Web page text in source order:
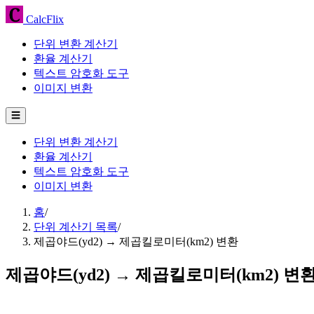
CalcFlix
단위 변환 계산기
환율 계산기
텍스트 암호화 도구
이미지 변환
☰
단위 변환 계산기
환율 계산기
텍스트 암호화 도구
이미지 변환
홈/
단위 계산기 목록/
제곱야드(yd2) → 제곱킬로미터(km2) 변환
제곱야드(yd2) → 제곱킬로미터(km2) 변